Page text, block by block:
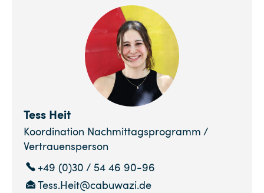
Tess Heit
Koordination Nachmittagsprogramm /
Vertrauensperson
+49 (0)30 / 54 46 90-96
Tess.Heit@cabuwazi.de